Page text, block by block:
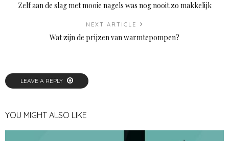
Zelf aan de slag met mooie nagels was nog nooit zo makkelijk
NEXT ARTICLE
Wat zijn de prijzen van warmtepompen?
LEAVE A REPLY
YOU MIGHT ALSO LIKE